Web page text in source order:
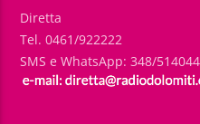
Diretta
Tel. 0461/922222
SMS e WhatsApp: 348/